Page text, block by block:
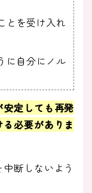
とを受け入れ
に自分にノル
定しても再発
必要がありま
断しないよう